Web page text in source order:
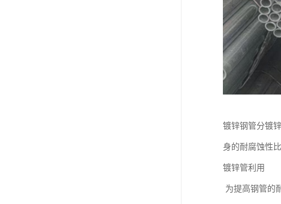
镀锌钢管分镀
身的耐腐蚀性
镀锌管利用
为提高钢管的